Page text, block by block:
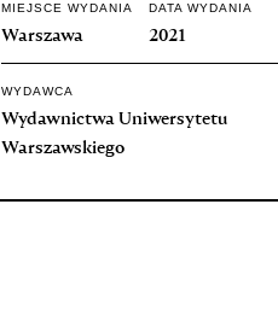
MIEJSCE WYDANIA
Warszawa
DATA WYDANIA
2021
WYDAWCA
Wydawnictwa Uniwersytetu
Warszawskiego